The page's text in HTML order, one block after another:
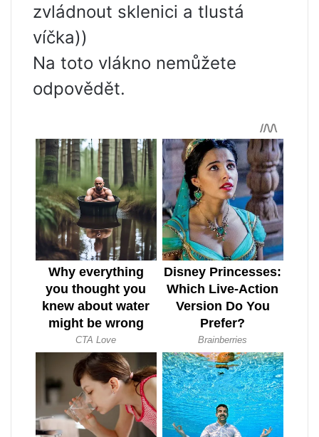
zvládnout sklenici a tlustá
víčka))
Na toto vlákno nemůžete
odpovědět.